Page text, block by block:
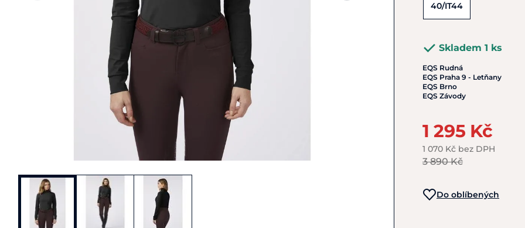
40/IT44
Skladem 1 ks
EQS Rudná
EQS Praha 9 - Letňany
EQS Brno
EQS Závody
1 295 Kč
1 070 Kč bez DPH
3 890 Kč
Do oblíbených